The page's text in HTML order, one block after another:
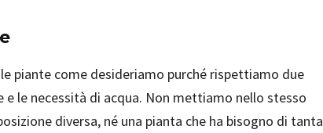
piante come desideriamo purché rispettiamo due
le necessità di acqua. Non mettiamo nello stesso
diversa, né una pianta che ha bisogno di tanta